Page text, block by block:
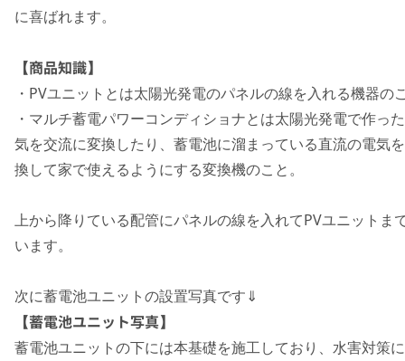
に喜ばれます。
【商品知識】
・PVユニットとは太陽光発電のパネルの線を入れる機器の
・マルチ蓄電パワーコンディショナとは太陽光発電で作っ
気を交流に変換したり、蓄電池に溜まっている直流の電気
換して家で使えるようにする変換機のこと。
上から降りている配管にパネルの線を入れてPVユニットま
います。
次に蓄電池ユニットの設置写真です⇓
【蓄電池ユニット写真】
蓄電池ユニットの下には本基礎を施工しており、水害対策